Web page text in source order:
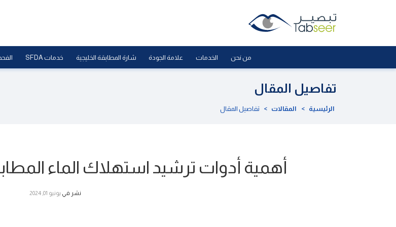
من نحن الخدمات علامة الجودة شارة المطابقة الخليجية خدمات SFDA
تفاصيل المقال
الرئيسية > المقالات > تفاصيل المقال
أهمية أدوات ترشيد استهلاك الماء
نشر في يونيو 01, 2024